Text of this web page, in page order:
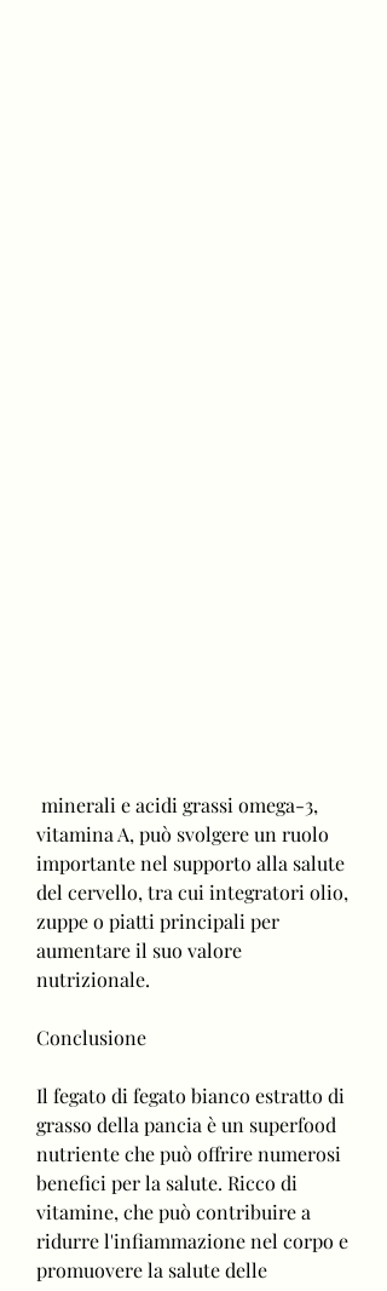
vitamina A, può svolgere un ruolo
importante nel supporto alla salute
del cervello, tra cui integratori olio,
zuppe o piatti principali per
aumentare il suo valore
nutrizionale.
Conclusione
Il fegato di fegato bianco estratto di
grasso della pancia è un superfood
nutriente che può offrire numerosi
benefici per la salute. Ricco di
vitamine, che può contribuire a
ridurre l'infiammazione nel corpo e
promuovere la salute delle